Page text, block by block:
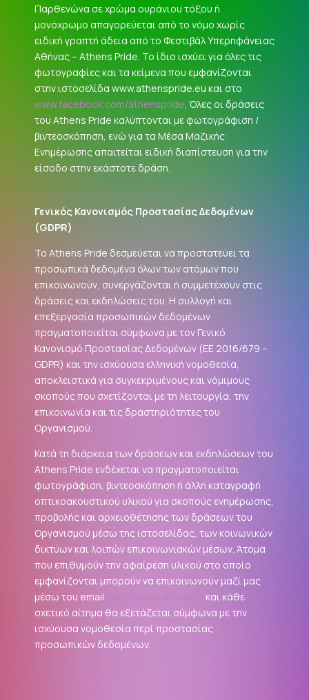
Παρθενώνα σε χρώμα ουράνιου τόξου ή
μονόχρωμο απαγορεύεται από το νόμο χωρίς
ειδική γραπτή άδεια από το Φεστιβάλ Υπερηφάνειας
Αθήνας – Athens Pride. Το ίδιο ισχύει για όλες τις
φωτογραφίες και τα κείμενα που εμφανίζονται
στην ιστοσελίδα www.athenspride.eu και στο
www.facebook.com/athenspride. Όλες οι δράσεις
του Athens Pride καλύπτονται με φωτογράφιση /
βιντεοσκόπηση, ενώ για τα Μέσα Μαζικής
Ενημέρωσης απαιτείται ειδική διαπίστευση για την
είσοδο στην εκάστοτε δράση.
Γενικός Κανονισμός Προστασίας Δεδομένων
(GDPR)
Το Athens Pride δεσμεύεται να προστατεύει τα
προσωπικά δεδομένα όλων των ατόμων που
επικοινωνούν, συνεργάζονται ή συμμετέχουν στις
δράσεις και εκδηλώσεις του. Η συλλογή και
επεξεργασία προσωπικών δεδομένων
πραγματοποιείται σύμφωνα με τον Γενικό
Κανονισμό Προστασίας Δεδομένων (ΕΕ 2016/679 –
GDPR) και την ισχύουσα ελληνική νομοθεσία,
αποκλειστικά για συγκεκριμένους και νόμιμους
σκοπούς που σχετίζονται με τη λειτουργία, την
επικοινωνία και τις δραστηριότητες του
Οργανισμού.
Κατά τη διάρκεια των δράσεων και εκδηλώσεων του
Athens Pride ενδέχεται να πραγματοποιείται
φωτογράφιση, βιντεοσκόπηση ή άλλη καταγραφή
οπτικοακουστικού υλικού για σκοπούς ενημέρωσης,
προβολής και αρχειοθέτησης των δράσεων του
Οργανισμού μέσω της ιστοσελίδας, των κοινωνικών
δικτύων και λοιπών επικοινωνιακών μέσων. Άτομα
που επιθυμούν την αφαίρεση υλικού στο οποίο
εμφανίζονται μπορούν να επικοινωνούν μαζί μας
μέσω του email
και κάθε
σχετικό αίτημα θα εξετάζεται σύμφωνα με την
ισχύουσα νομοθεσία περί προστασίας
προσωπικών δεδομένων.